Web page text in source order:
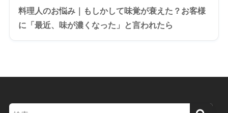
料理人のお悩み｜もしかして味覚が衰えた？お客様
に「最近、味が濃くなった」と言われたら